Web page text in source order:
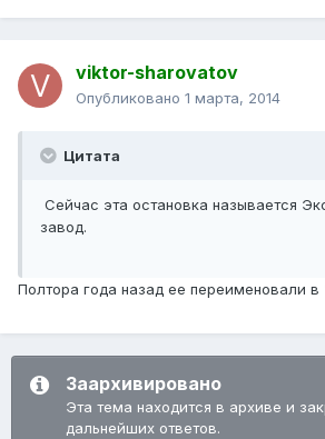
viktor-sharovatov
Опубликовано 1 марта, 2014
Цитата
Сейчас эта остановка называется
завод.
Полтора года назад ее переименовали в
Заархивировано
Эта тема находится в архиве и
дальнейших ответов.